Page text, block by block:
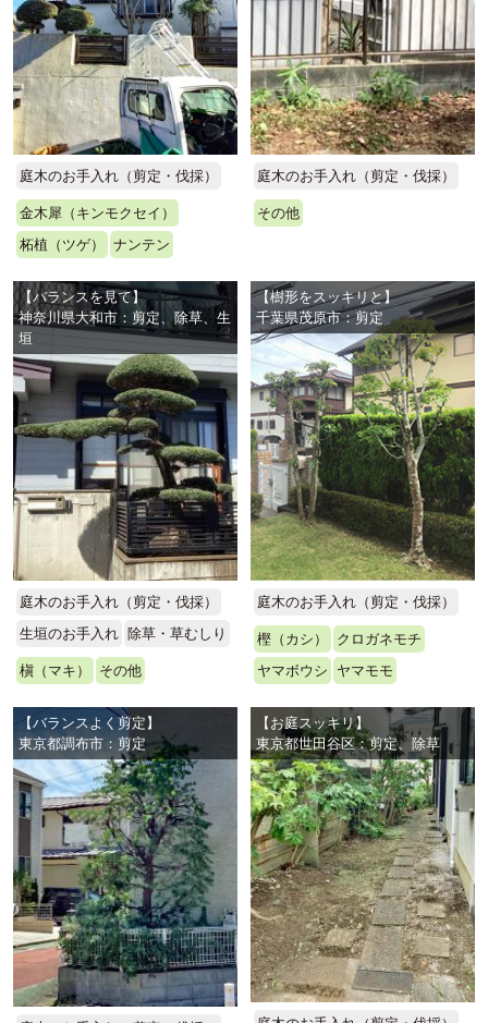
庭木のお手入れ（剪定・伐採）
金木犀（キンモクセイ）
柘植（ツゲ）
ナンテン
庭木のお手入れ（剪定・伐採）
その他
【バランスを見て】
神奈川県大和市：剪定、除草、生
垣
庭木のお手入れ（剪定・伐採）
生垣のお手入れ 除草・草むしり
槇（マキ） その他
【樹形をスッキリと】
千葉県茂原市：剪定
庭木のお手入れ（剪定・伐採）
樫（カシ）
クロガネモチ
ヤマボウシ
ヤマモモ
【バランスよく剪定】
東京都調布市：剪定
【お庭スッキリ】
東京都世田谷区：剪定、除草